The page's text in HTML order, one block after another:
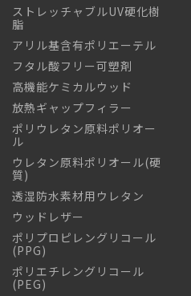
ストレッチャブルUV硬化樹
脂
アリル基含有ポリエーテル
フタル酸フリー可塑剤
高機能ケミカルウッド
放熱ギャップフィラー
ポリウレタン原料ポリオー
ル
ウレタン原料ポリオール(硬
質)
透湿防水素材用ウレタン
ウッドレザー
ポリプロピレングリコール
(PPG)
ポリエチレングリコール
(PEG)